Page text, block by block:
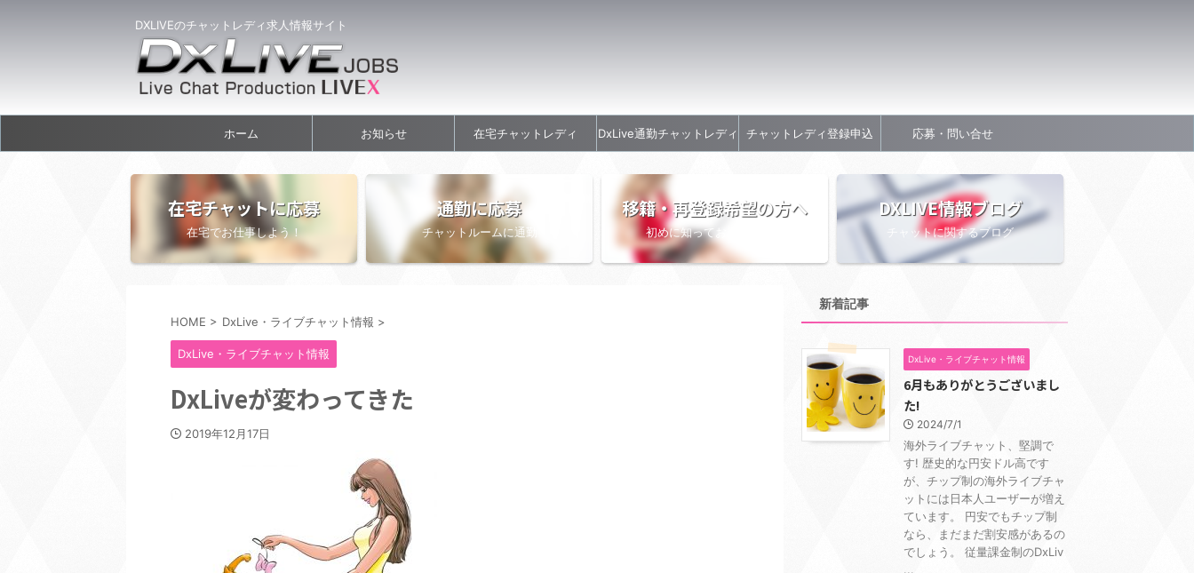
DXLIVEのチャットレディ求人情報サイト
ホーム お知らせ 在宅チャットレディ DxLive通勤チャットレディ チャットレディ登録申込 応募・問い合せ
在宅チャットに応募
在宅でお仕事しよう！
通勤に応募
チャットルームに通勤
移籍・再登録希望の方へ
初めに知っておきたい情報
DXLIVE情報ブログ
チャットに関するブログ
HOME > DxLive・ライブチャット情報 >
DxLive・ライブチャット情報
DxLiveが変わってきた
2019年12月17日
新着記事
DxLive・ライブチャット情報
6月もありがとうございまし
た!
2024/7/1
海外ライブチャット、堅調で
す! 歴史的な円安ドル高です
が、チップ制の海外ライブチャ
ットには日本人ユーザーが増え
ています。 円安でもチップ制
なら、まだまだ割安感があるの
でしょう。 従量課金制のDxLiv
...